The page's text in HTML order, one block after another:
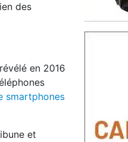
des
en 2016
smartphones
et